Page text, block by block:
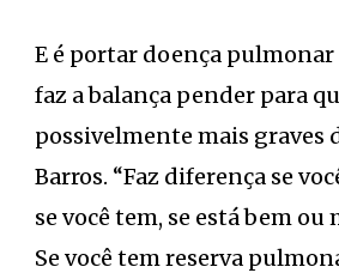
E é portar doença pulmonar
faz a balança pender para
possivelmente mais graves
Barros. “Faz diferença se
se você tem, se está bem
Se você tem reserva